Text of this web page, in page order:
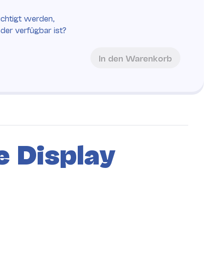
werden,
verfügbar ist?
In den Warenkorb
Display